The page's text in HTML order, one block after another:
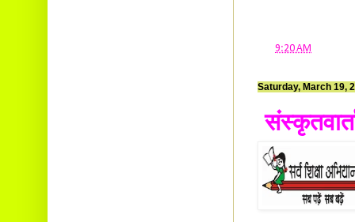
9:20 AM
Saturday, March 19,